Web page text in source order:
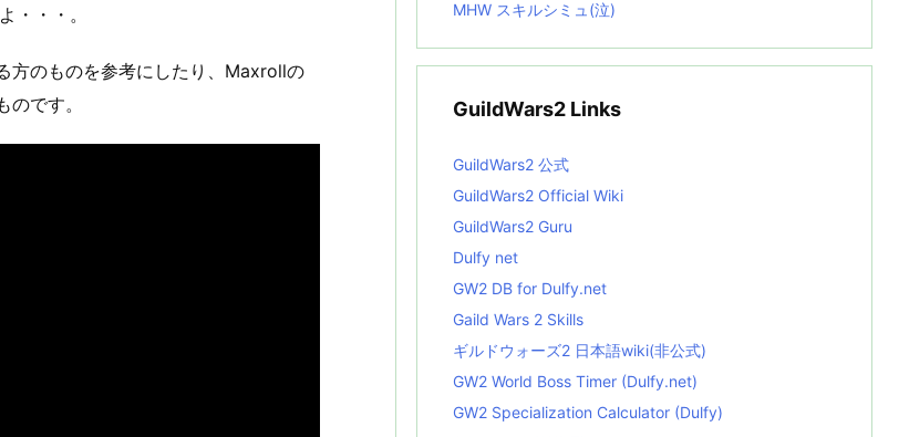
・・・。
方のものを参考にしたり、Maxrollの
です。
MHW スキルシミュ(泣)
GuildWars2 Links
GuildWars2 公式
GuildWars2 Official Wiki
GuildWars2 Guru
Dulfy net
GW2 DB for Dulfy.net
Gaild Wars 2 Skills
ギルドウォーズ2 日本語wiki(非公式)
GW2 World Boss Timer (Dulfy.net)
GW2 Specialization Calculator (Dulfy)